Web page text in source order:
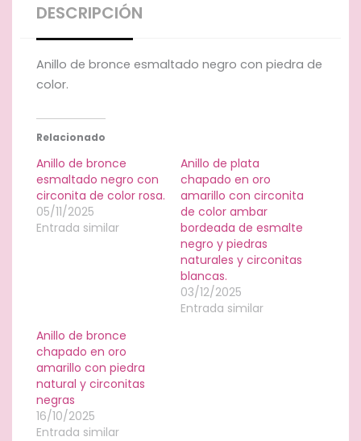
DESCRIPCIÓN
Anillo de bronce esmaltado negro con piedra de
color.
Relacionado
Anillo de bronce
esmaltado negro con
circonita de color rosa.
05/11/2025
Entrada similar
Anillo de plata
chapado en oro
amarillo con circonita
de color ambar
bordeada de esmalte
negro y piedras
naturales y circonitas
blancas.
03/12/2025
Entrada similar
Anillo de bronce
chapado en oro
amarillo con piedra
natural y circonitas
negras
16/10/2025
Entrada similar